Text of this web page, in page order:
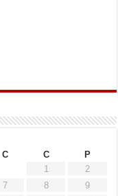
C C
P
1
2
7 8
9